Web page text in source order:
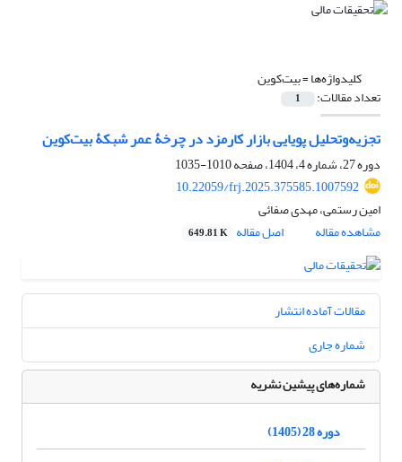
کلیدواژه‌ها =بیت‌کوین
تعداد مقالات: 1
تجزیه‌‌و‌تحلیل پویایی بازار کارمزد در چرخۀ عمر شبکۀ بیت‌‌کوین
دوره 27، شماره 4، 1404، صفحه
1010-1035
10.22059/frj.2025.375585.1007592
امین رستمی، مهدی صفائی
مشاهده مقاله
اصل مقاله 649.81 K
مقالات آماده انتشار
شماره جاری
شماره‌های پیشین نشریه
دوره 28 (1405)